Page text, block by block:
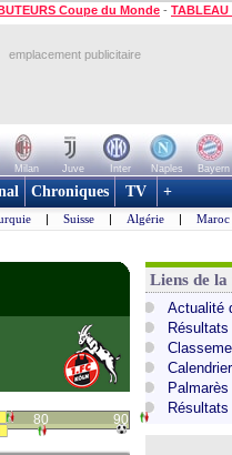
Coupe du Monde -
emplacement publicitaire
Milan Juve Inter Naples Bayern
Chroniques TV +
| Suisse | Algérie | Maroc
80 90
Liens de
Actualité